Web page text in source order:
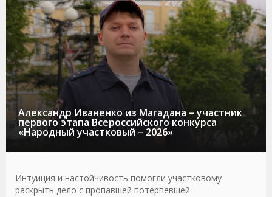
Александр Иваненко из Магадана – участник
первого этапа Всероссийского конкурса
«Народный участковый – 2026»
Интуиция и настойчивость помогли участковому
раскрыть дело с пропавшей потерпевшей